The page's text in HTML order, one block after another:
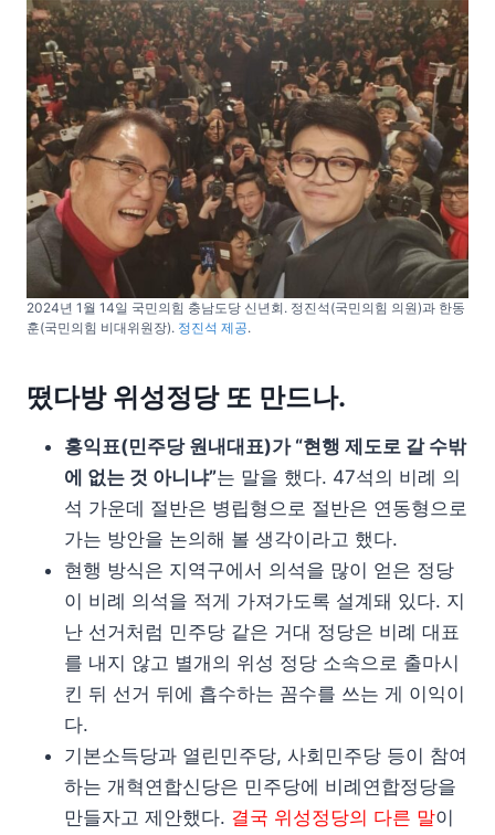
2024년 1월 14일 국민의힘 충남도당 신년회. 정진석(국민의힘 의원)과 한동
훈(국민의힘 비대위원장). 정진석 제공.
떴다방 위성정당 또 만드나.
홍익표(민주당 원내대표)가 “현행 제도로 갈 수밖
에 없는 것 아니냐”는 말을 했다. 47석의 비례 의
석 가운데 절반은 병립형으로 절반은 연동형으로
가는 방안을 논의해 볼 생각이라고 했다.
현행 방식은 지역구에서 의석을 많이 얻은 정당
이 비례 의석을 적게 가져가도록 설계돼 있다. 지
난 선거처럼 민주당 같은 거대 정당은 비례 대표
를 내지 않고 별개의 위성 정당 소속으로 출마시
킨 뒤 선거 뒤에 흡수하는 꼼수를 쓰는 게 이익이
다.
기본소득당과 열린민주당, 사회민주당 등이 참여
하는 개혁연합신당은 민주당에 비례연합정당을
만들자고 제안했다. 결국 위성정당의 다른 말이